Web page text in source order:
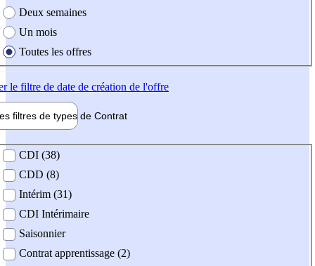
Deux semaines
Un mois
Toutes les offres
le filtre de date de création de l'offre
filtres de types de Contrat
contrat
CDI (38)
CDD (8)
Intérim (31)
CDI Intérimaire
Saisonnier
Contrat apprentissage (2)